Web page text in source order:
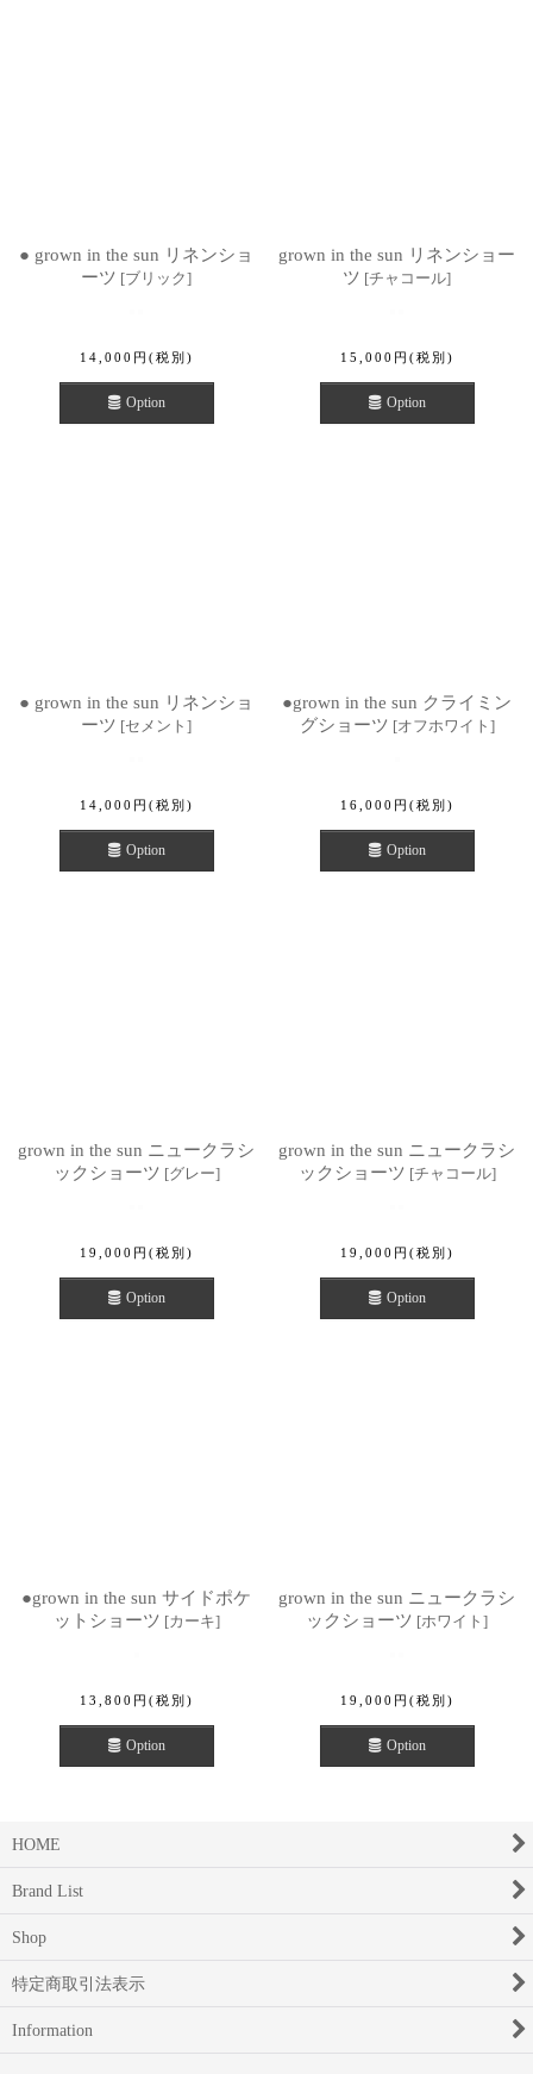
● grown in the sun リネンショ
ーツ [ブリック]
14,000 円 (税別)
Option
grown in the sun リネンショー
ツ [チャコール]
15,000 円 (税別)
Option
● grown in the sun リネンショ
ーツ [セメント ]
14,000 円 (税別)
Option
●grown in the sun クライミン
グショーツ [オフホワイト ]
16,000 円 (税別)
Option
grown in the sun ニュークラシ
ックショーツ [グレー]
19,000 円 (税別)
Option
grown in the sun ニュークラシ
ックショーツ [チャコール]
19,000 円 (税別)
Option
●grown in the sun サイドポケ
ットショーツ [カーキ]
13,800 円 (税別)
Option
grown in the sun ニュークラシ
ックショーツ [ホワイト ]
19,000 円 (税別)
Option
HOME
Brand List
Shop
特定商取引法表示
Information